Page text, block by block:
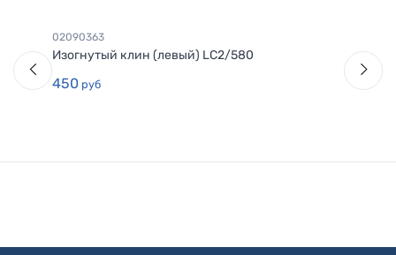
02090363
Изогнутый клин (левый) LC2/580
450 руб